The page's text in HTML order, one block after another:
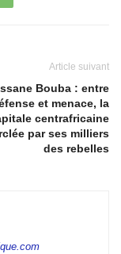
Article suivant
Bouba : entre
et menace, la
centrafricaine
par ses milliers
des rebelles